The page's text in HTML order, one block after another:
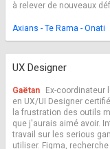
à relever de nouveaux
Axians - Te Rama - Onati
UX Designer
Gaëtan
Ex-coordinateur
en UX/UI Designer
la frustration des outils
que j'aurais aimé avoir.
travail sur les serious
utiliser. Figma,